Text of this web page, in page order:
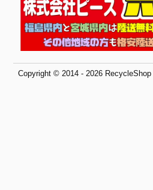
Copyright © 2014 - 2026